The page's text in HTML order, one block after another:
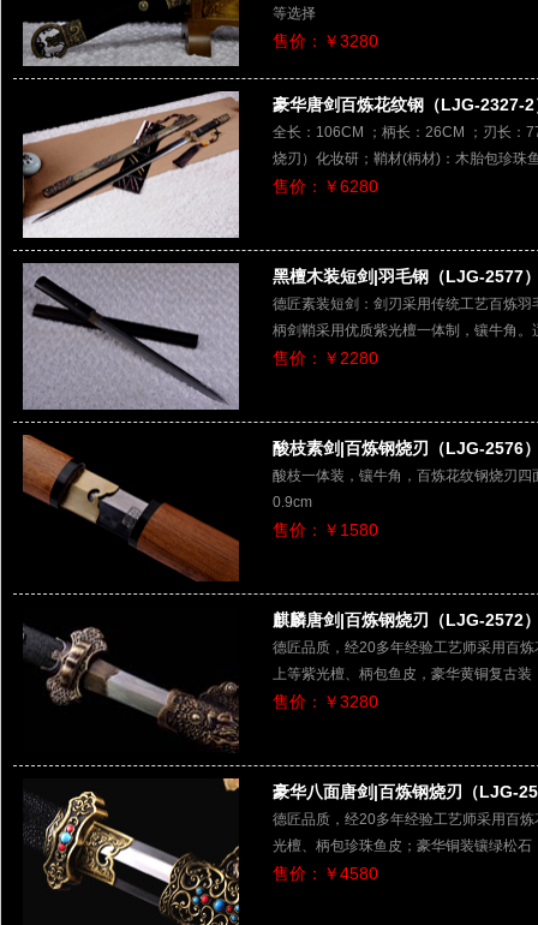
等选择
售价：￥3280
豪华唐剑百炼花纹钢（LJG-2327-2
全长：106CM ；柄长：26CM ；刃长：
烧刃）化妆研；鞘材(柄材)：木胎包珍珠
售价：￥6280
黑檀木装短剑|羽毛钢（LJG-2577
德匠素装短剑：剑刃采用传统工艺百炼
柄剑鞘采用优质紫光檀一体制，镶牛角
售价：￥2280
酸枝素剑|百炼钢烧刃（LJG-2576
酸枝一体装，镶牛角，百炼花纹钢烧刃
0.9cm
售价：￥1580
麒麟唐剑|百炼钢烧刃（LJG-2572
德匠品质，经20多年经验工艺师采用百
上等紫光檀、柄包鱼皮，豪华黄铜复古
售价：￥3280
豪华八面唐剑|百炼钢烧刃（LJG-
德匠品质，经20多年经验工艺师采用百
光檀、柄包珍珠鱼皮；豪华铜装镶绿松
售价：￥4580